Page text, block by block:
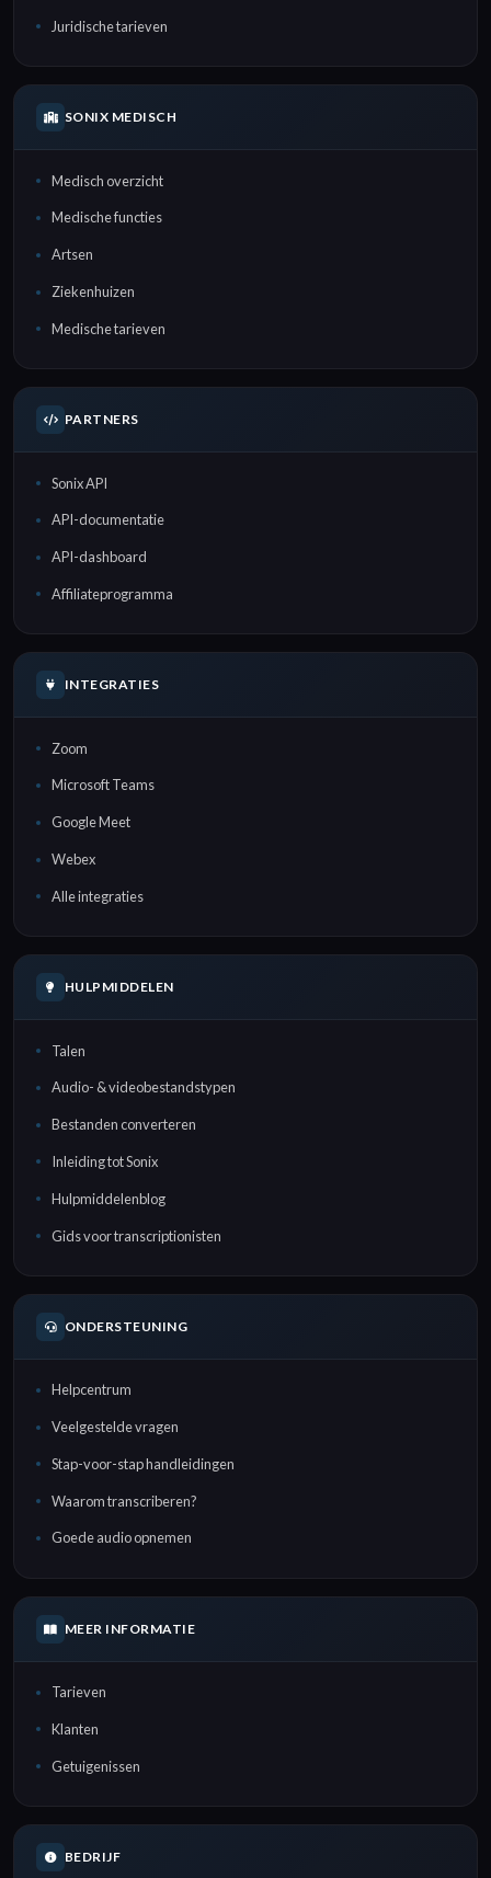
Juridische tarieven
SONIX MEDISCH
Medisch overzicht
Medische functies
Artsen
Ziekenhuizen
Medische tarieven
PARTNERS
Sonix API
API-documentatie
API-dashboard
Affiliateprogramma
INTEGRATIES
Zoom
Microsoft Teams
Google Meet
Webex
Alle integraties
HULPMIDDELEN
Talen
Audio- & videobestandstypen
Bestanden converteren
Inleiding tot Sonix
Hulpmiddelenblog
Gids voor transcriptionisten
ONDERSTEUNING
Helpcentrum
Veelgestelde vragen
Stap-voor-stap handleidingen
Waarom transcriberen?
Goede audio opnemen
MEER INFORMATIE
Tarieven
Klanten
Getuigenissen
BEDRIJF